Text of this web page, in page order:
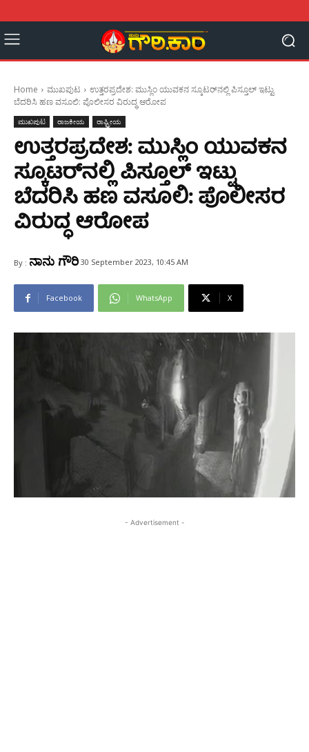
Home ಮುಖಪುಟ
ಉತ್ತರಪ್ರದೇಶ: ಮುಸ್ಲಿಂ ಯುವಕನ ಸ್ಕೂಟರ್‌ನಲ್ಲಿ ಪಿಸ್ತೂಲ್‌ ಇಟ್ಟು
ಬೆದರಿಸಿ ಹಣ ವಸೂಲಿ: ಪೊಲೀಸರ ವಿರುದ್ಧ ಆರೋಪ
ಮುಖಪುಟ ರಾಜಕೀಯ ರಾಷ್ಟ್ರೀಯ
ಉತ್ತರಪ್ರದೇಶ: ಮುಸ್ಲಿಂ ಯುವಕನ
ಸ್ಕೂಟರ್‌ನಲ್ಲಿ ಪಿಸ್ತೂಲ್‌ ಇಟ್ಟು
ಬೆದರಿಸಿ ಹಣ ವಸೂಲಿ: ಪೊಲೀಸರ
ವಿರುದ್ಧ ಆರೋಪ
By : ನಾನು ಗೌರಿ 30 September 2023, 10:45 AM
Facebook WhatsApp X
- Advertisement -